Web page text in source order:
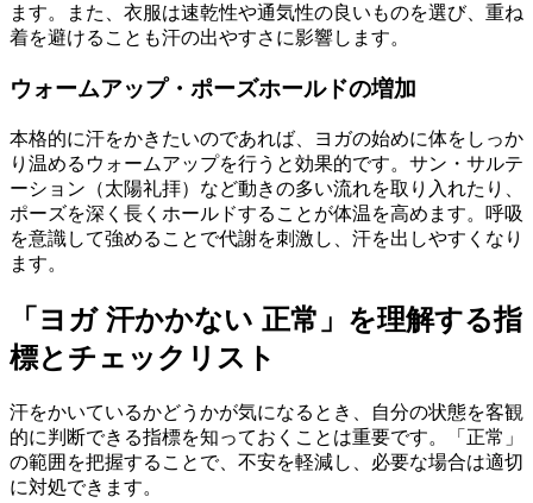
ます。また、衣服は速乾性や通気性の良いものを選び、重ね
着を避けることも汗の出やすさに影響します。
ウォームアップ・ポーズホールドの増加
本格的に汗をかきたいのであれば、ヨガの始めに体をしっか
り温めるウォームアップを行うと効果的です。サン・サルテ
ーション（太陽礼拝）など動きの多い流れを取り入れたり、
ポーズを深く長くホールドすることが体温を高めます。呼吸
を意識して強めることで代謝を刺激し、汗を出しやすくなり
ます。
「ヨガ 汗かかない 正常」を理解する指
標とチェックリスト
汗をかいているかどうかが気になるとき、自分の状態を客観
的に判断できる指標を知っておくことは重要です。「正常」
の範囲を把握することで、不安を軽減し、必要な場合は適切
に対処できます。